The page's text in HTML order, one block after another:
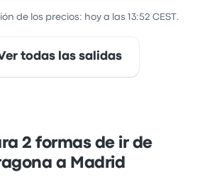
de los precios: hoy a las 13:52 CEST.
todas las salidas
2 formas de ir de
a Madrid